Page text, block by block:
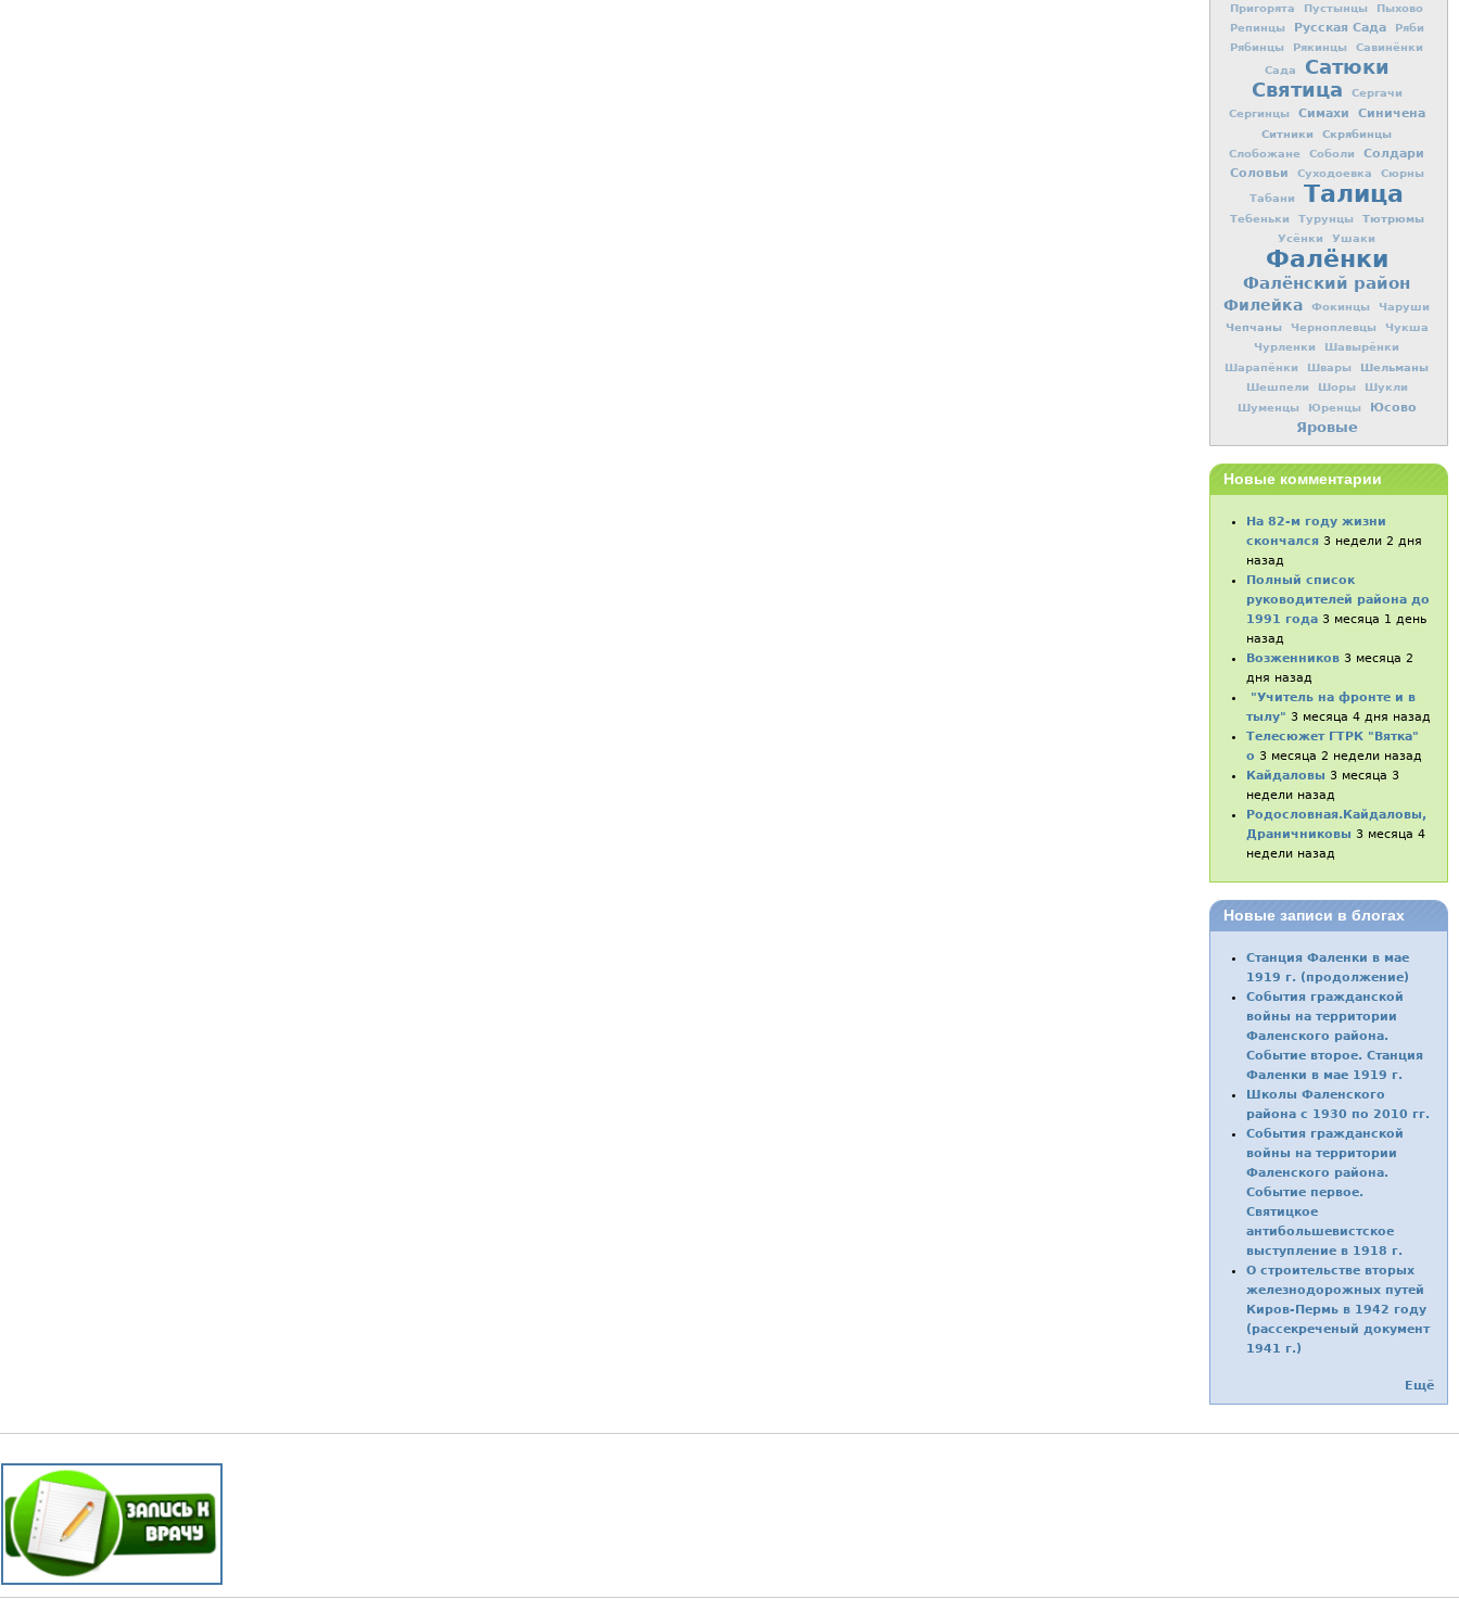
Пригорята Пустынцы
Пыхово
Репинцы
Русская Сада
Ряби
Рябинцы
Рякинцы
Савинёнки
Сада
Сатюки
Святица
Сергачи
Сергинцы
Симахи Синичена
Ситники Скрябинцы
Слобожане Соболи
Солдари
Соловьи
Суходоевка Сюрны
Табани Талица
Тебеньки Турунцы Тютрюмы
Усёнки Ушаки
Фалёнки
Фалёнский район
Филейка Фокинцы Чаруши
Чепчаны Черноплевцы
Чукша
Чурленки
Шавырёнки
Шарапёнки
Швары Шельманы
Шешпели Шоры
Шукли
Шуменцы
Юренцы Юсово
Яровые
Новые комментарии
На 82-м году жизни
скончался 3 недели 2 дня
назад
Полный список
руководителей района до
1991 года 3 месяца 1 день
назад
Возженников 3 месяца 2
дня назад
"Учитель на фронте и в
тылу" 3 месяца 4 дня назад
Телесюжет ГТРК "Вятка"
о 3 месяца 2 недели назад
Кайдаловы 3 месяца 3
недели назад
Родословная.Кайдаловы,
Драничниковы 3 месяца 4
недели назад
Новые записи в блогах
Станция Фаленки в мае
1919 г. (продолжение)
События гражданской
войны на территории
Фаленского района.
Событие второе. Станция
Фаленки в мае 1919 г.
Школы Фаленского
района с 1930 по 2010 гг.
События гражданской
войны на территории
Фаленского района.
Событие первое.
Святицкое
антибольшевистское
выступление в 1918 г.
О строительстве вторых
железнодорожных путей
Киров-Пермь в 1942 году
(рассекреченый документ
1941 г.)
Ещё